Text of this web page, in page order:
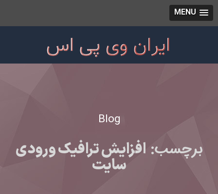
MENU
Blog
برچسب: افزایش ترافیک ورودی
سایت